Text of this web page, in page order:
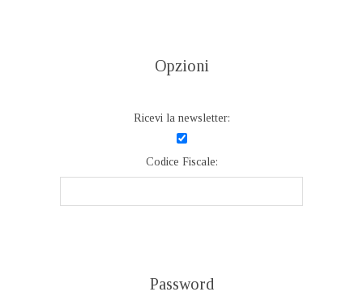
Opzioni
Ricevi la newsletter:
Codice Fiscale:
Password